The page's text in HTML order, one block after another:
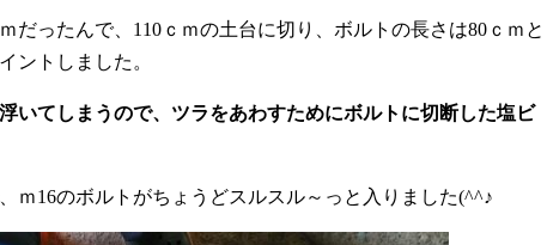
だったんで、110ｃｍの土台に切り、ボルトの長さは80ｃｍと
ントしました。
いてしまうので、ツラをあわすためにボルトに切断した塩ビ
ｍ16のボルトがちょうどスルスル～っと入りました(^^♪